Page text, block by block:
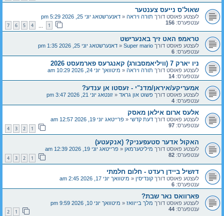
שאול’ס נייעס צענטער
לעצטע פאוסט דורך תורה ויראה « דאנערשטאג יוני 25, 2026 5:29 pm
ענטפערס: 156
1
4
5
6
7
טראמפּ האט זיך באנערישט
לעצטע פאוסט דורך Super mario
« דאנערשטאג יוני 25, 2026 1:35 pm
ענטפערס: 6
ניו יארק 7 (וויליאמסבורג) קאנגרעס פארמעסט 2026
לעצטע פאוסט דורך תורה ויראה « מיטוואך יוני 24, 2026 10:29 am
ענטפערס: 14
אמעריקע/איראן/מדנ"י - זעסטו אן ענדע?
לעצטע פאוסט דורך פשוט און גראד « זונטאג יוני 21, 2026 3:47 pm
ענטפערס: 4
אלעס ארום אילאן מאסק
לעצטע פאוסט דורך דעת קדשי « פרייטאג יוני 19, 2026 12:57 am
ענטפערס: 97
1
2
3
4
האקול אדער סטעפעניק? (אנקעטע)
לעצטע פאוסט דורך מיליטערמאן « פרייטאג יוני 19, 2026 12:39 am
ענטפערס: 82
1
2
3
4
דזשיל ביידן רעדט - חלום חלמתי
לעצטע פאוסט דורך קונדיסין « מיטוואך יוני 17, 2026 2:45 am
ענטפערס: 6
פארוואס נאר שבת?
לעצטע פאוסט דורך מלך בייוואז « מיטוואך יוני 10, 2026 9:59 pm
ענטפערס: 44
1
2